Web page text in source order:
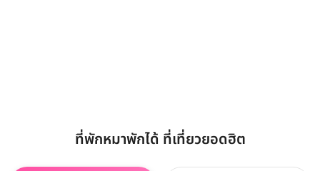
ที่พักหมาพักได้ ที่เที่ยวยอดฮิต